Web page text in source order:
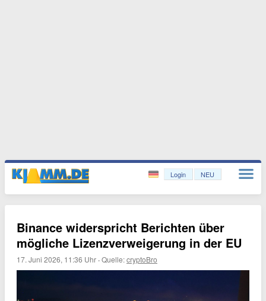
Login NEU
Binance widerspricht Berichten über
mögliche Lizenzverweigerung in der EU
17. Juni 2026, 11:36 Uhr ·Quelle:cryptoBro